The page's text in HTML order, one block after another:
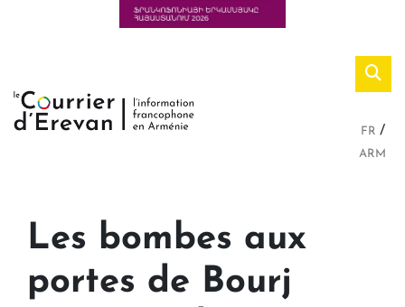
FR
ARM
Les bombes aux
portes de Bourj